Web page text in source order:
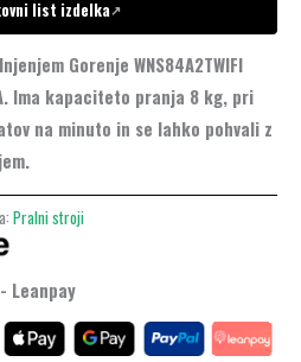
list izdelka↗
Gorenje WNS84A2TWIFI
Ima kapaciteto pranja 8 kg, pri
na minuto in se lahko pohvali z
Pralni stroji
Leanpay